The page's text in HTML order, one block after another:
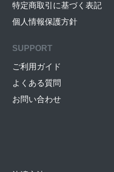
特定商取引に基づく表記
個人情報保護方針
SUPPORT
ご利用ガイド
よくある質問
お問い合わせ